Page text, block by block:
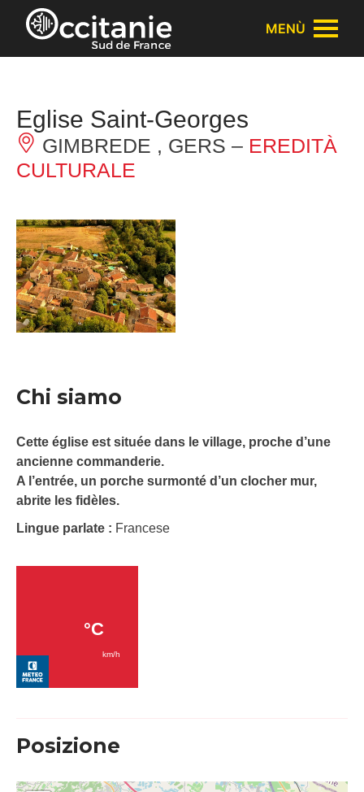
Pannello di gestione dei cookies
MENÙ
Eglise Saint-Georges
GIMBREDE , GERS – EREDITÀ
CULTURALE
Chi siamo
Cette église est située dans le village, proche d’une
ancienne commanderie.
A l’entrée, un porche surmonté d’un clocher mur,
abrite les fidèles.
Lingue parlate : Francese
Posizione